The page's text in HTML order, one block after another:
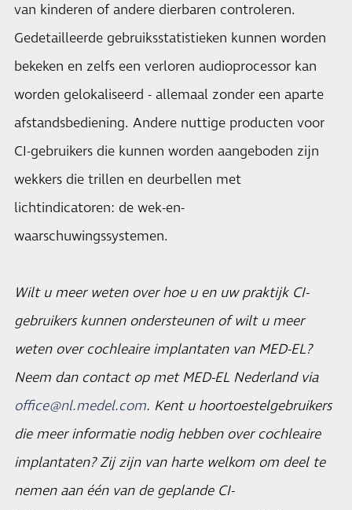
van kinderen of andere dierbaren controleren.
Gedetailleerde gebruiksstatistieken kunnen worden
bekeken en zelfs een verloren audioprocessor kan
worden gelokaliseerd - allemaal zonder een aparte
afstandsbediening. Andere nuttige producten voor
CI-gebruikers die kunnen worden aangeboden zijn
wekkers die trillen en deurbellen met
lichtindicatoren: de wek-en-
waarschuwingssystemen.
Wilt u meer weten over hoe u en uw praktijk CI-
gebruikers kunnen ondersteunen of wilt u meer
weten over cochleaire implantaten van MED-EL?
Neem dan contact op met MED-EL Nederland via
office@nl.medel.com. Kent u hoortoestelgebruikers
die meer informatie nodig hebben over cochleaire
implantaten? Zij zijn van harte welkom om deel te
nemen aan één van de geplande CI-